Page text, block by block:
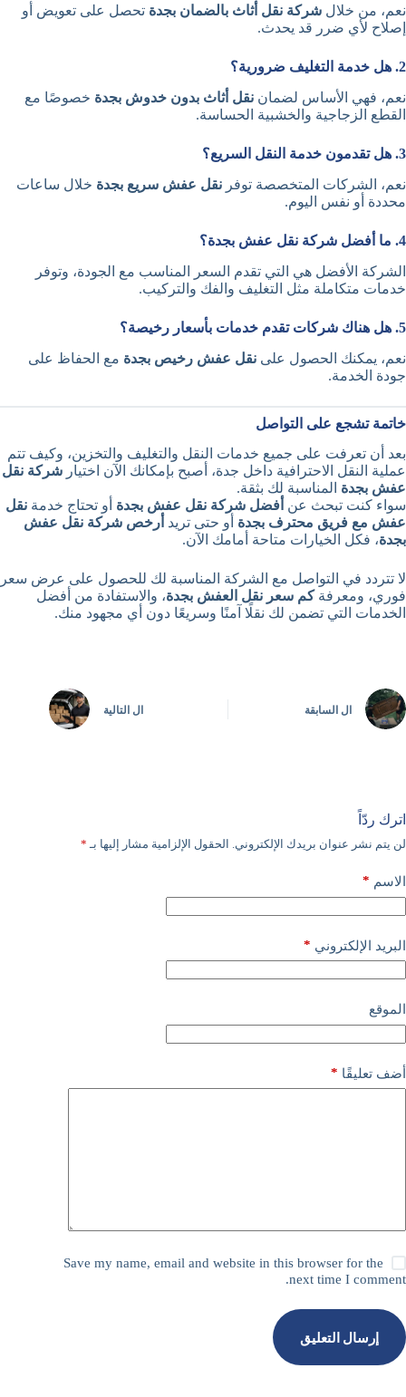
نعم، من خلال شركة نقل أثاث بالضمان بجدة تحصل على تعويض أو
إصلاح لأي ضرر قد يحدث.
2. هل خدمة التغليف ضرورية؟
نعم، فهي الأساس لضمان نقل أثاث بدون خدوش بجدة خصوصًا مع
القطع الزجاجية والخشبية الحساسة.
3. هل تقدمون خدمة النقل السريع؟
نعم، الشركات المتخصصة توفر نقل عفش سريع بجدة خلال ساعات
محددة أو نفس اليوم.
4. ما أفضل شركة نقل عفش بجدة؟
الشركة الأفضل هي التي تقدم السعر المناسب مع الجودة، وتوفر
خدمات متكاملة مثل التغليف والفك والتركيب.
5. هل هناك شركات تقدم خدمات بأسعار رخيصة؟
نعم، يمكنك الحصول على نقل عفش رخيص بجدة مع الحفاظ على
جودة الخدمة.
خاتمة تشجع على التواصل
بعد أن تعرفت على جميع خدمات النقل والتغليف والتخزين، وكيف تتم
عملية النقل الاحترافية داخل جدة، أصبح بإمكانك الآن اختيار شركة نقل
عفش بجدة المناسبة لك بثقة.
سواء كنت تبحث عن أفضل شركة نقل عفش بجدة أو تحتاج خدمة نقل
عفش مع فريق محترف بجدة أو حتى تريد أرخص شركة نقل عفش
بجدة، فكل الخيارات متاحة أمامك الآن.
لا تتردد في التواصل مع الشركة المناسبة لك للحصول على عرض سعر
فوري، ومعرفةكم سعر نقل العفش بجدة، والاستفادة من أفضل
الخدمات التي تضمن لك نقلًا آمنًا وسريعًا دون أي مجهود منك.
ال السابقة ال التالية
اترك ردّاً
لن يتم نشر عنوان بريدك الإلكتروني. الحقول الإلزامية مشار إليها بـ *
الاسم *
البريد الإلكتروني *
الموقع
أضف تعليقًا *
Save my name, email and website in this browser for the
next time I comment.
إرسال التعليق